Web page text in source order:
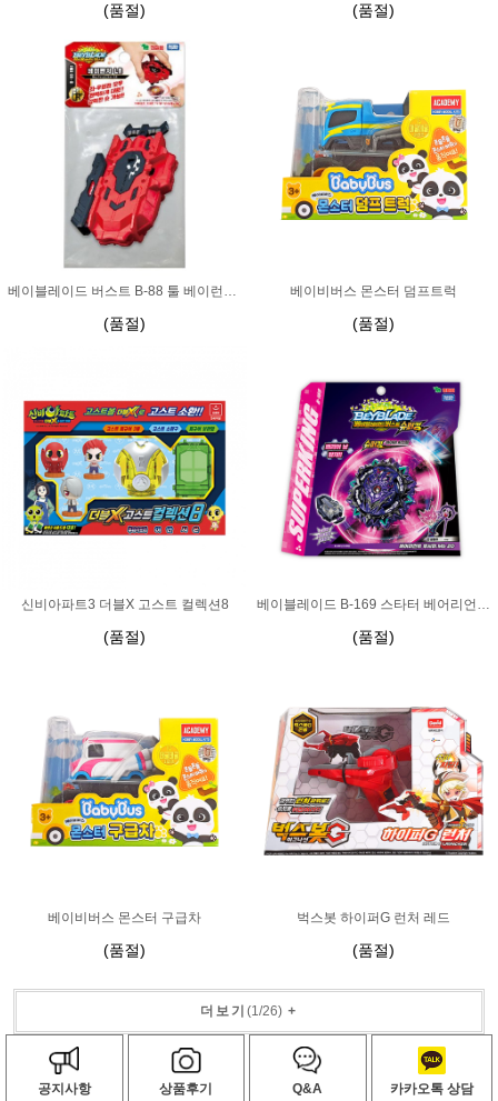
(품절) (품절)
베이블레이드 버스트 B-88 툴 베이런처 LR
(품절)
베이비버스 몬스터 덤프트럭
(품절)
신비아파트3 더블X 고스트 컬렉션8
(품절)
베이블레이드 B-169 스타터 베어리언트 루시퍼.Mb 2D
(품절)
베이비버스 몬스터 구급차
(품절)
벅스봇 하이퍼G 런처 레드
(품절)
더보기 (1/26) +
공지사항 상품후기 Q&A 카카오톡 상담